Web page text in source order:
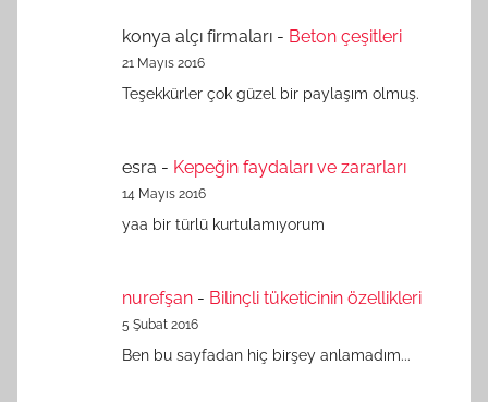
konya alçı firmaları - Beton çeşitleri
21 Mayıs 2016
Teşekkürler çok güzel bir paylaşım olmuş.
esra - Kepeğin faydaları ve zararları
14 Mayıs 2016
yaa bir türlü kurtulamıyorum
nurefşan - Bilinçli tüketicinin özellikleri
5 Şubat 2016
Ben bu sayfadan hiç birşey anlamadım...